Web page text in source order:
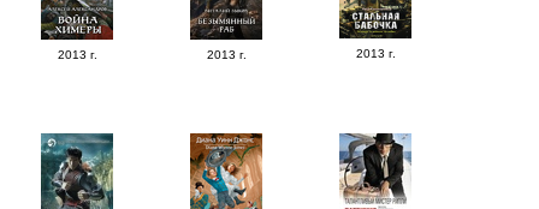
2013 г. 2013 г. 2013 г.